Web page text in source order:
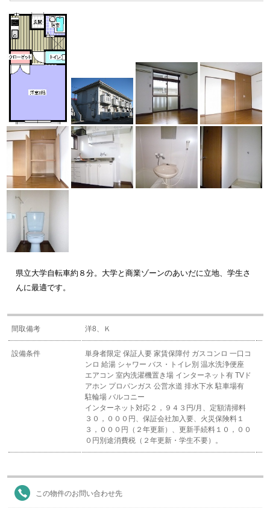
県立大学自転車約８分。大学と商業ゾーンのあいだに立地、学生さ
んに最適です。
間取備考 洋8、Ｋ
設備条件 単身者限定 保証人要 家賃保障付 ガスコンロ 一口コ
ンロ 給湯 シャワー バス・トイレ別 温水洗浄便座
エアコン 室内洗濯機置き場 インターネット有 TVド
アホン プロパンガス 公営水道 排水下水 駐車場有
駐輪場 バルコニー
インターネット対応２，９４３円/月、定額清掃料
３０，０００円、保証会社加入要、火災保険料１
３，０００円（２年更新）、更新手続料１０，００
０円別途消費税（２年更新・学生不要）。
この物件のお問い合わせ先